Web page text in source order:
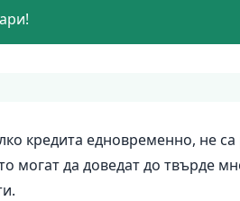
кредита едновременно, не
могат да доведат до твърде